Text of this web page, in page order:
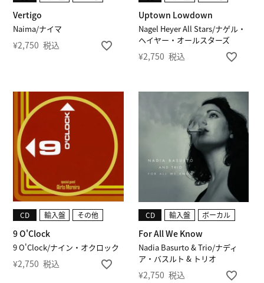
Naima/ナイマ
Vertigo
¥2,750 税込
Nagel Heyer All Stars/ナゲル・
ヘイヤー・オールスターズ
Uptown Lowdown
¥2,750 税込
9 O'Clock/ナイン・オクロック
9 O'Clock
CD 輸入盤 その他
¥2,750 税込
Nadia Basurto & Trio/ナディ
ア・バスルト & トリオ
For All We Know
CD 輸入盤 ボーカル
¥2,750 税込